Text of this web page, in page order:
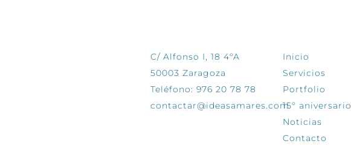
C/ Alfonso I, 18 4ºA
50003 Zaragoza
Teléfono: 976 20 78 78
contactar@ideasamares.com
Inicio
Servicios
Portfolio
15º aniversario
Noticias
Contacto